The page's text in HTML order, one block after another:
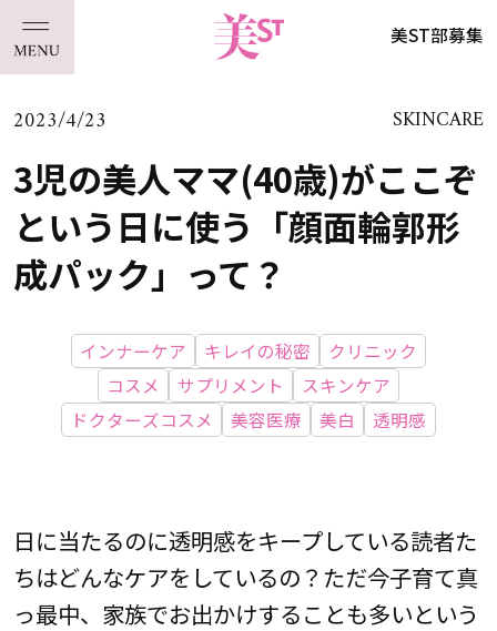
美ST部募集
2023/4/23 SKINCARE
3児の美人ママ(40歳)がここぞ
という日に使う「顔面輪郭形
成パック」って？
インナーケア キレイの秘密
クリニック
コスメ
サプリメント
スキンケア
ドクターズコスメ
美容医療 美白 透明感
日に当たるのに透明感をキープしている読者た
ちはどんなケアをしているの？ただ今子育て真
っ最中、家族でお出かけすることも多いという